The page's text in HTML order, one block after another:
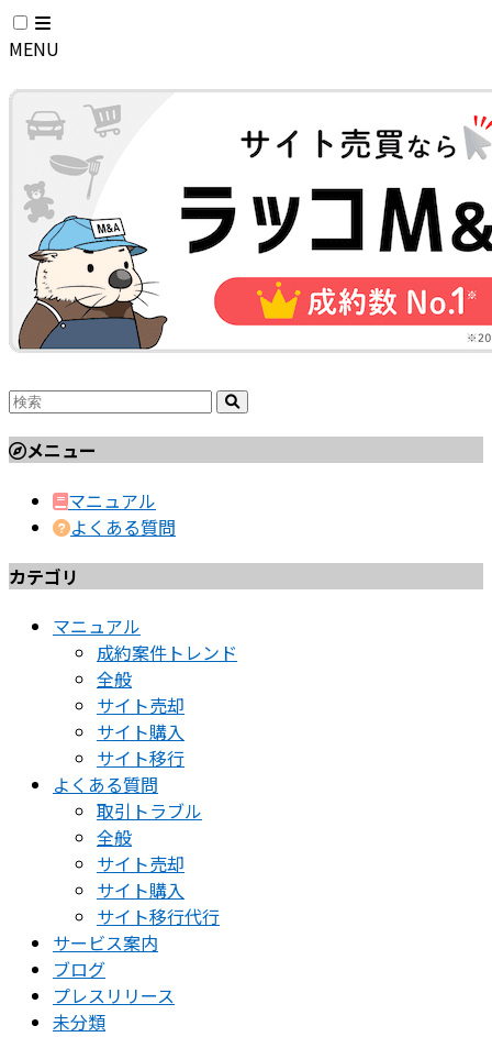
MENU
メニュー
マニュアル
よくある質問
カテゴリ
マニュアル
成約案件トレンド
全般
サイト売却
サイト購入
サイト移行
よくある質問
取引トラブル
全般
サイト売却
サイト購入
サイト移行代行
サービス案内
ブログ
プレスリリース
未分類